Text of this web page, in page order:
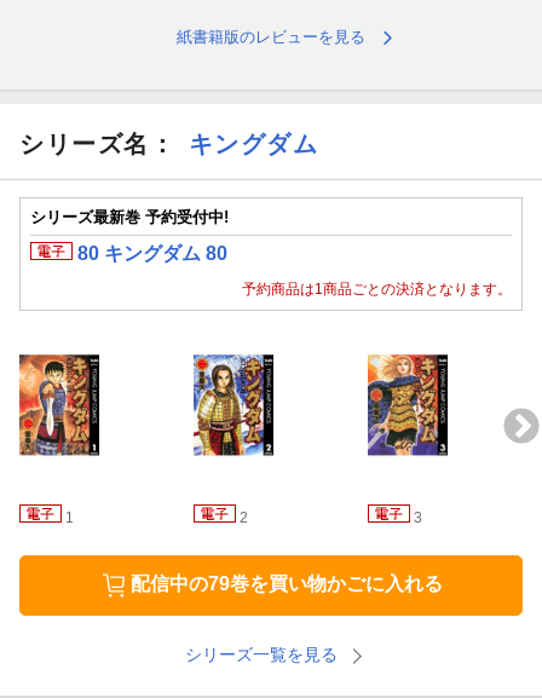
紙書籍版のレビューを見る
シリーズ名： キングダム
シリーズ最新巻 予約受付中!
80 キングダム 80
予約商品は1商品ごとの決済となります。
1 2 3
配信中の79巻を買い物かごに入れる
シリーズ一覧を見る